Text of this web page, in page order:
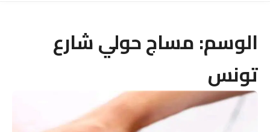
الوسم:مساج حولي شارع
تونس